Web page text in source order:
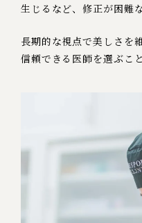
生じるなど、修正が困難
長期的な視点で美しさを
信頼できる医師を選ぶこ